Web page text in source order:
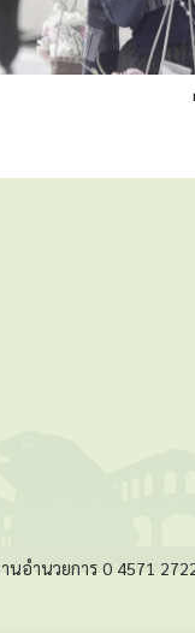
นอำนวยการ 0 4571